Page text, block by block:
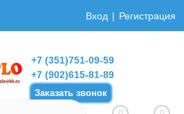
Вход Регистрация
+7 (351)751-09-59
+7 (902)615-81-89
Заказать звонок